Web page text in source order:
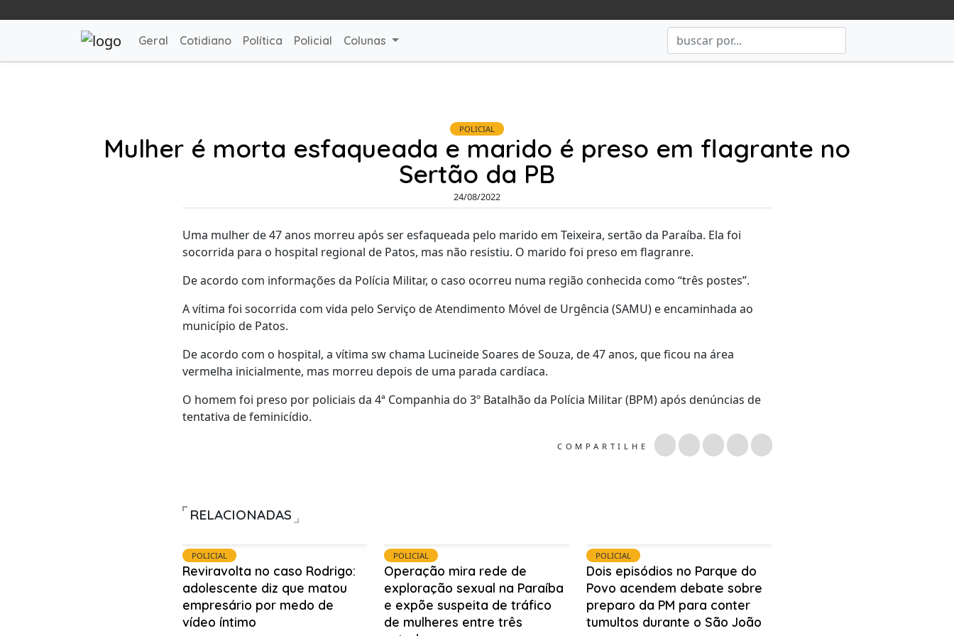
Geral Cotidiano Política Policial Colunas
POLICIAL
Mulher é morta esfaqueada e marido é preso em flagrante no
Sertão da PB
24/08/2022
Uma mulher de 47 anos morreu após ser esfaqueada pelo marido em Teixeira, sertão da Paraíba. Ela foi
socorrida para o hospital regional de Patos, mas não resistiu. O marido foi preso em flagranre.
De acordo com informações da Polícia Militar, o caso ocorreu numa região conhecida como “três postes”.
A vítima foi socorrida com vida pelo Serviço de Atendimento Móvel de Urgência (SAMU) e encaminhada ao
município de Patos.
De acordo com o hospital, a vítima sw chama Lucineide Soares de Souza, de 47 anos, que ficou na área
vermelha inicialmente, mas morreu depois de uma parada cardíaca.
O homem foi preso por policiais da 4ª Companhia do 3º Batalhão da Polícia Militar (BPM) após denúncias de
tentativa de feminicídio.
COMPARTILHE
RELACIONADAS
POLICIAL
Reviravolta no caso Rodrigo:
adolescente diz que matou
empresário por medo de
vídeo íntimo
POLICIAL
Operação mira rede de
exploração sexual na Paraíba
e expõe suspeita de tráfico
de mulheres entre três
POLICIAL
Dois episódios no Parque do
Povo acendem debate sobre
preparo da PM para conter
tumultos durante o São João